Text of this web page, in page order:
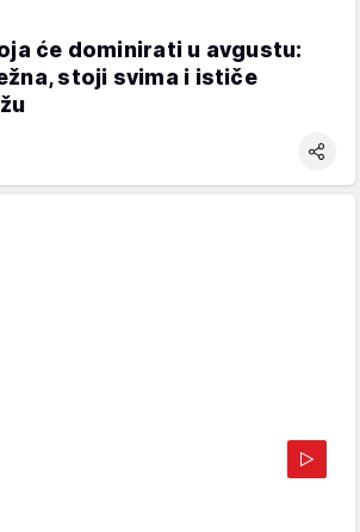
će dominirati u avgustu:
stoji svima i ističe